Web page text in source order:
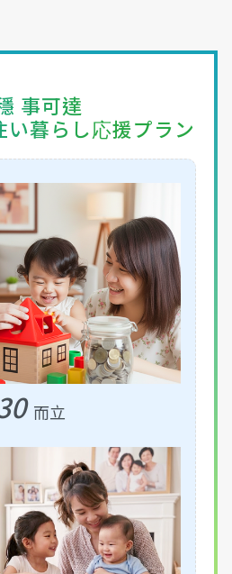
事可達
暮らし応援プラン
而立